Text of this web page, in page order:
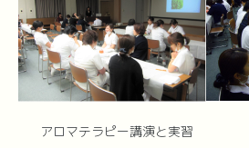
アロマテラピー講演と実習